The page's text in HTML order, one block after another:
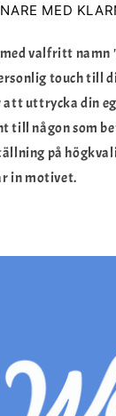
MED
valfritt namn
touch till
uttrycka din
till någon som
på
in motivet.